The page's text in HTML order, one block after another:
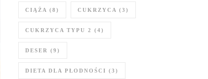
CIĄŻA (8) CUKRZYCA (3)
CUKRZYCA TYPU 2 (4)
DESER (9)
DIETA DLA PŁODNOŚCI (3)